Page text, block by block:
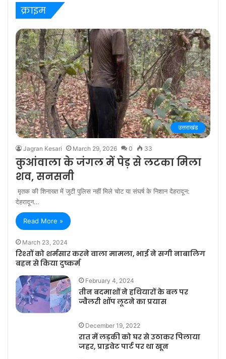
क्राइम
उत्तराखंड
Jagran Kesari March 29, 2026 0 33
कुआंवाला के जंगल में पेड़ से लटका मिला
शव, सनसनी
मृतक की शिनाख्त में जुटी पुलिस नहीं मिले चोट या संघर्ष के निशान देहरादून:
देहरादून…
Read More »
March 23, 2024
रिश्तों को शर्मसार करने वाला मामला, भाई ने सगी नाबालिग
बहन से किया दुष्कर्म
February 4, 2024
तीन बदमाशों ने हथियारों के बल पर
ज्वैलरी शॉप लूटने का प्रयास
December 19, 2022
रात में लड़की को घर से उठाकर पिलाया
जहर, प्राइवेट पार्ट पर था खून